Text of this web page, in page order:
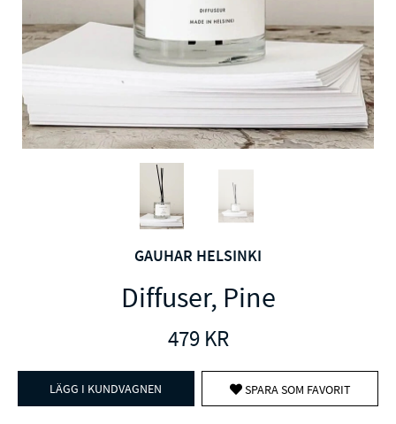
GAUHAR HELSINKI
Diffuser, Pine
479KR
LÄGG I KUNDVAGNEN SPARA SOM FAVORIT